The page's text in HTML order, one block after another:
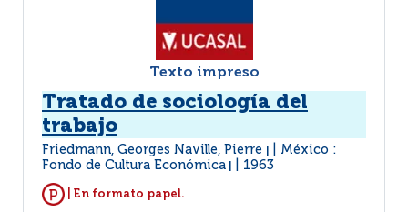
Texto impreso
Tratado de sociología del
trabajo
Friedmann, Georges Naville, Pierre
México :
Fondo de Cultura Económica
1963
| En formato papel.